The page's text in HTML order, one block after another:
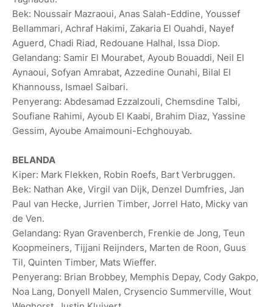
Bek: Noussair Mazraoui, Anas Salah-Eddine, Youssef
Bellammari, Achraf Hakimi, Zakaria El Ouahdi, Nayef
Aguerd, Chadi Riad, Redouane Halhal, Issa Diop.
Gelandang: Samir El Mourabet, Ayoub Bouaddi, Neil El
Aynaoui, Sofyan Amrabat, Azzedine Ounahi, Bilal El
Khannouss, Ismael Saibari.
Penyerang: Abdesamad Ezzalzouli, Chemsdine Talbi,
Soufiane Rahimi, Ayoub El Kaabi, Brahim Diaz, Yassine
Gessim, Ayoube Amaimouni-Echghouyab.
BELANDA
Kiper: Mark Flekken, Robin Roefs, Bart Verbruggen.
Bek: Nathan Ake, Virgil van Dijk, Denzel Dumfries, Jan
Paul van Hecke, Jurrien Timber, Jorrel Hato, Micky van
de Ven.
Gelandang: Ryan Gravenberch, Frenkie de Jong, Teun
Koopmeiners, Tijjani Reijnders, Marten de Roon, Guus
Til, Quinten Timber, Mats Wieffer.
Penyerang: Brian Brobbey, Memphis Depay, Cody Gakpo,
Noa Lang, Donyell Malen, Crysencio Summerville, Wout